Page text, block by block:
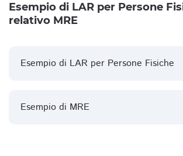
Esempio di LAR per Persone
relativo MRE
Esempio di LAR per Persone Fisiche
Esempio di MRE